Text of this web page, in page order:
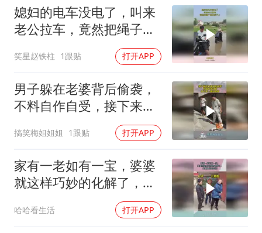
媳妇的电车没电了，叫来
老公拉车，竟然把绳子套
笑星赵铁柱 1跟贴 打开APP
男子躲在老婆背后偷袭，
不料自作自受，接下来一
搞笑梅姐姐姐 1跟贴 打开APP
家有一老如有一宝，婆婆
就这样巧妙的化解了，夫
哈哈看生活 打开APP